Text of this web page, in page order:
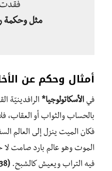
مثل وحكمة
أمثال وحكم عن
في الأسكاتولوجيا* الرافدينيّة
بالحساب والثواب أو العقاب،
فكان الميت ينزل إلى العالم
الموت وهو عالم بارد صامت لا
فيه التراب ويعيش كالشبح. (38)